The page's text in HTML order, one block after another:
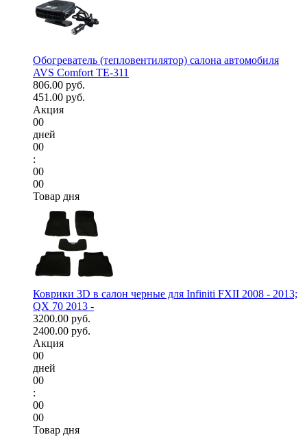
Обогреватель (тепловентилятор) салона автомобиля
AVS Comfort TE-311
806.00 руб.
451.00 руб.
Акция
00
дней
00
:
00
00
Товар дня
Коврики 3D в салон черные для Infiniti FXII 2008 - 2013;
QX 70 2013 -
3200.00 руб.
2400.00 руб.
Акция
00
дней
00
:
00
00
Товар дня